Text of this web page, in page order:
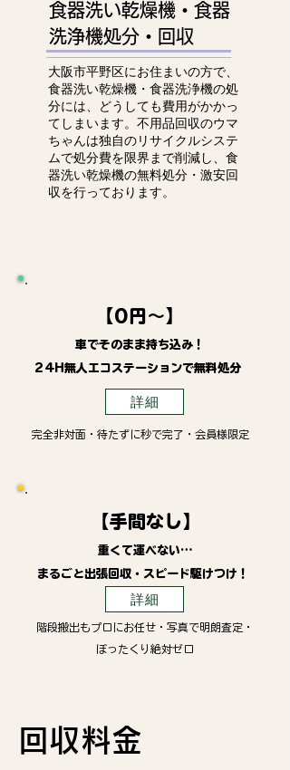
食器洗い乾燥機・食器
洗浄機処分・回収
大阪市平野区にお住まいの方で、
食器洗い乾燥機・食器洗浄機の処
分には、どうしても費用がかかっ
てしまいます。不用品回収のウマ
ちゃんは独自のリサイクルシステ
ムで処分費を限界まで削減し、食
器洗い乾燥機の無料処分・激安回
収を行っております。
【0円～】
車でそのまま持ち込み！
24H無人エコステーションで無料処分
詳細
完全非対面・待たずに秒で完了・会員様限定
【手間なし】
重くて運べない…
まるごと出張回収・スピード駆けつけ！
詳細
階段搬出もプロにお任せ・写真で明朗査定・
ぼったくり絶対ゼロ
回収料金